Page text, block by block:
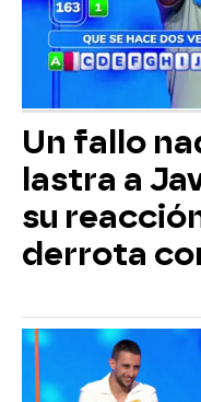
Un fallo
lastra a
su
derrota